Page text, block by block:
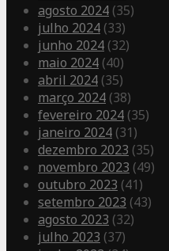
agosto 2024 (35)
julho 2024 (33)
junho 2024 (32)
maio 2024 (40)
abril 2024 (35)
março 2024 (38)
fevereiro 2024 (35)
janeiro 2024 (31)
dezembro 2023 (35)
novembro 2023 (49)
outubro 2023 (41)
setembro 2023 (43)
agosto 2023 (32)
julho 2023 (37)